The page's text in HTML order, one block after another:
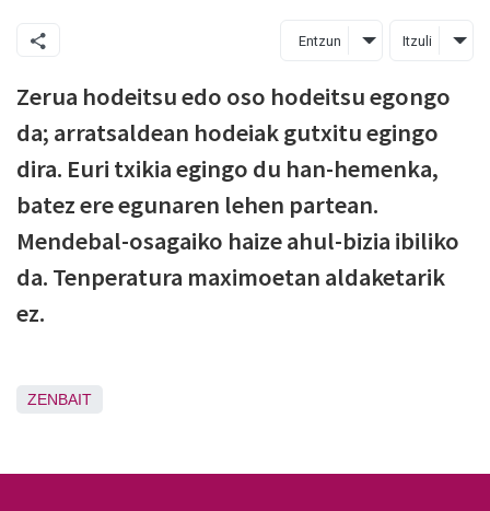
Entzun Itzuli
Zerua hodeitsu edo oso hodeitsu egongo
da; arratsaldean hodeiak gutxitu egingo
dira. Euri txikia egingo du han-hemenka,
batez ere egunaren lehen partean.
Mendebal-osagaiko haize ahul-bizia ibiliko
da. Tenperatura maximoetan aldaketarik
ez.
ZENBAIT